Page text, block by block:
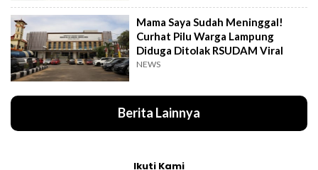
Mama Saya Sudah Meninggal!
Curhat Pilu Warga Lampung
Diduga Ditolak RSUDAM Viral
NEWS
Berita Lainnya
Ikuti Kami